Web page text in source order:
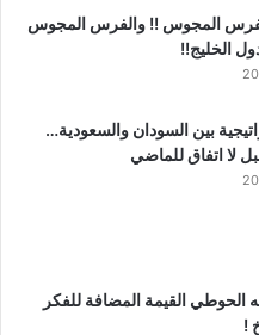
المجوس !! والفرس المجوس
الخليج!!
بين السودان والسعودية…
لا اتفاق للماضي
الحوطي القيمة المضافة للفكر
!